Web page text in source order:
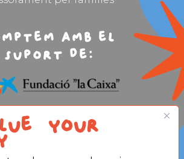
your
amb el
suport de: